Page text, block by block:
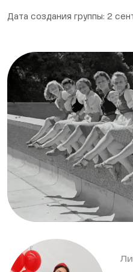
Дата создания группы: 2